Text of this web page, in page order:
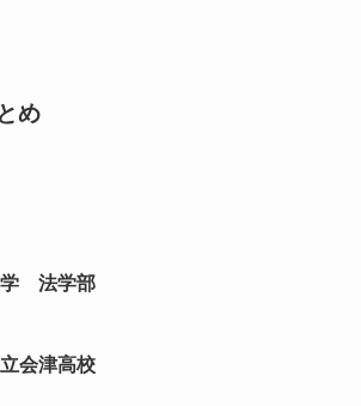
め
学 法学部
会津高校